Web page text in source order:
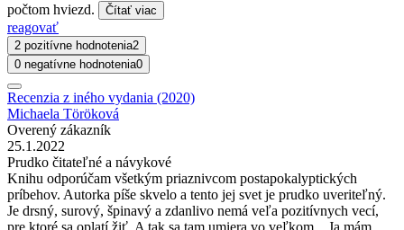
počtom hviezd.
Čítať viac
reagovať
2 pozitívne hodnotenia2
0 negatívne hodnotenia0
Recenzia z iného vydania (2020)
Michaela Töröková
Overený zákazník
25.1.2022
Prudko čitateľné a návykové
Knihu odporúčam všetkým priaznivcom postapokalyptických
príbehov. Autorka píše skvelo a tento jej svet je prudko uveriteľný.
Je drsný, surový, špinavý a zdanlivo nemá veľa pozitívnych vecí,